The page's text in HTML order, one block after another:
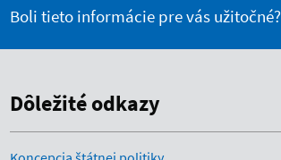
Boli tieto informácie pre vás užitočné?
Dôležité odkazy